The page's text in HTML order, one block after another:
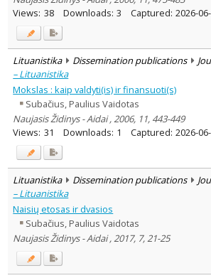
Lithuanian place names
Subject
Journal
Views: 38 Downloads: 3 Captured: 2026-
Lituanistika Dissemination publications
– Lituanistika
Mokslas : kaip valdyti(is) ir finansuoti(s)
Subačius, Paulius Vaidotas
Naujasis Židinys - Aidai , 2006, 11, 443-449
Views: 31 Downloads: 1 Captured: 2026-
Lituanistika Dissemination publications
– Lituanistika
Naisių etosas ir dvasios
Subačius, Paulius Vaidotas
Naujasis Židinys - Aidai , 2017, 7, 21-25